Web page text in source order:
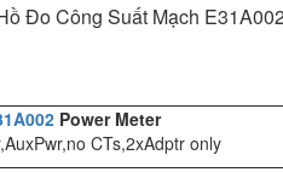
Đo Công Suất Mạch
Power Meter
CTs,2xAdptr only